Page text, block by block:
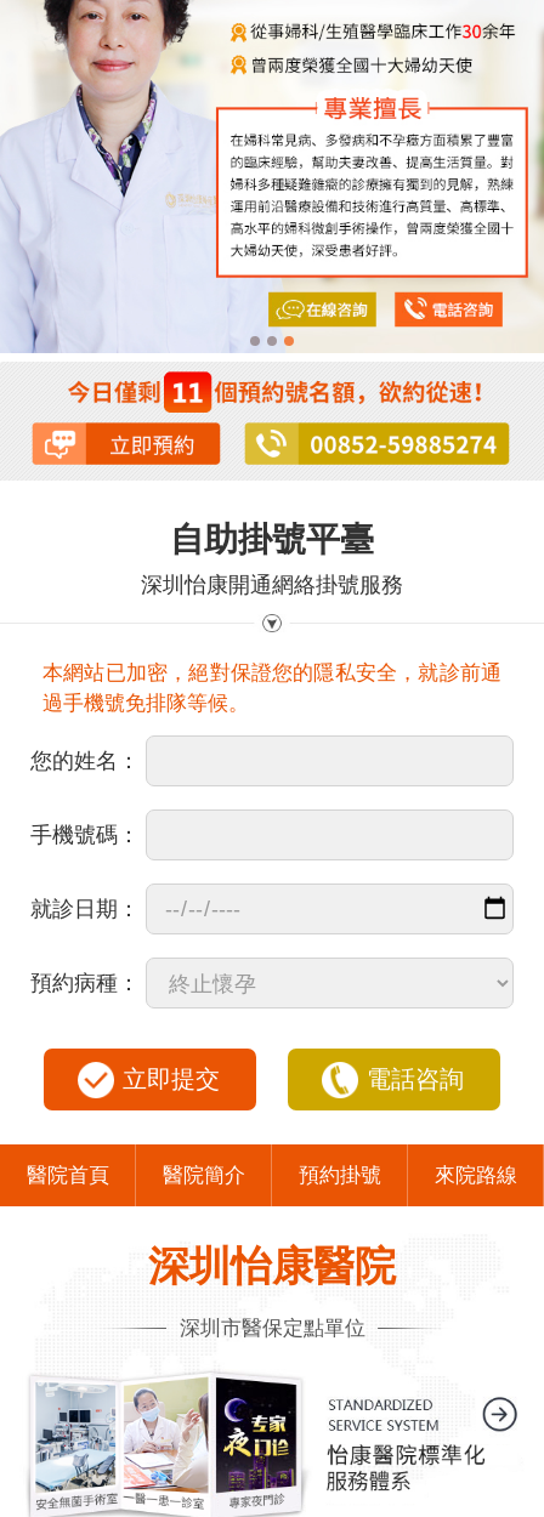
自助掛號平臺
深圳怡康開通網絡掛號服務
本網站已加密，絕對保證您的隱私安全，就診前通
過手機號免排隊等候。
您的姓名：
手機號碼：
就診日期：
預約病種：
立即提交 電話咨詢
醫院首頁 醫院簡介 預約掛號 來院路線
深圳怡康醫院
深圳市醫保定點單位